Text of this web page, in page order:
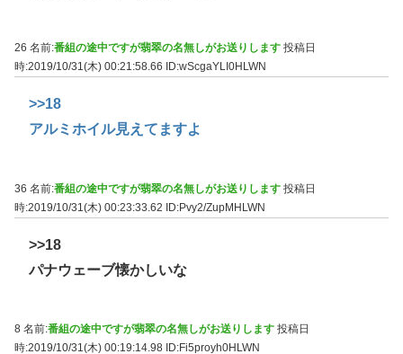
26 名前:番組の途中ですが翡翠の名無しがお送りします 投稿日
時:2019/10/31(木) 00:21:58.66
ID:wScgaYLI0HLWN
>>18
アルミホイル見えてますよ
36 名前:番組の途中ですが翡翠の名無しがお送りします 投稿日
時:2019/10/31(木) 00:23:33.62 ID:Pvy2/ZupMHLWN
>>18
パナウェーブ懐かしいな
8 名前:番組の途中ですが翡翠の名無しがお送りします 投稿日
時:2019/10/31(木) 00:19:14.98 ID:Fi5proyh0HLWN